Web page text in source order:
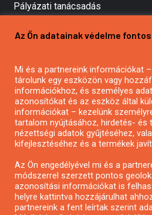
Pályázati tanácsadás
Mezőgazdasági pályázatírás
Pályázatírás civil szervezeteknek
Pályázatírás önkormányzatoknak
Pályázatfigyelés
Specifikus pályázatfigyelés vagy
Pályázatok magánszemélyeknek
Az Ön adatainak védelme
Mi és a partnereink információkat
tárolunk egy eszközön vagy
információkhoz, és személyes
azonosítókat és az eszköz által
információkat – kezelünk
tartalom nyújtásához, hirdetés- és
nézettségi adatok gyűjtéséhez,
kifejlesztéséhez és a termékek
Az Ön engedélyével mi és a
módszerrel szerzett pontos
azonosítási információkat is
helyre kattintva hozzájárulhat
partnereink a fent leírtak szerint